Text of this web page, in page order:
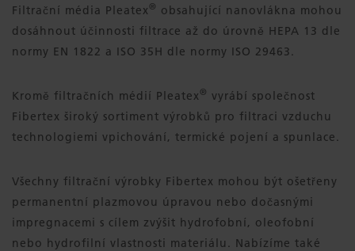
Filtrační média Pleatex ® obsahující nanovlákna mohou
dosáhnout účinnosti filtrace až do úrovně HEPA 13 dle
normy EN 1822 a ISO 35H ​​dle normy ISO 29463.
Kromě filtračních médií Pleatex ® vyrábí společnost
Fibertex široký sortiment výrobků pro filtraci vzduchu
technologiemi vpichování, termické pojení a spunlace.
Všechny filtrační výrobky Fibertex mohou být ošetřeny
permanentní plazmovou úpravou nebo dočasnými
impregnacemi s cílem zvýšit hydrofobní, oleofobní
nebo hydrofilní vlastnosti materiálu. Nabízíme také